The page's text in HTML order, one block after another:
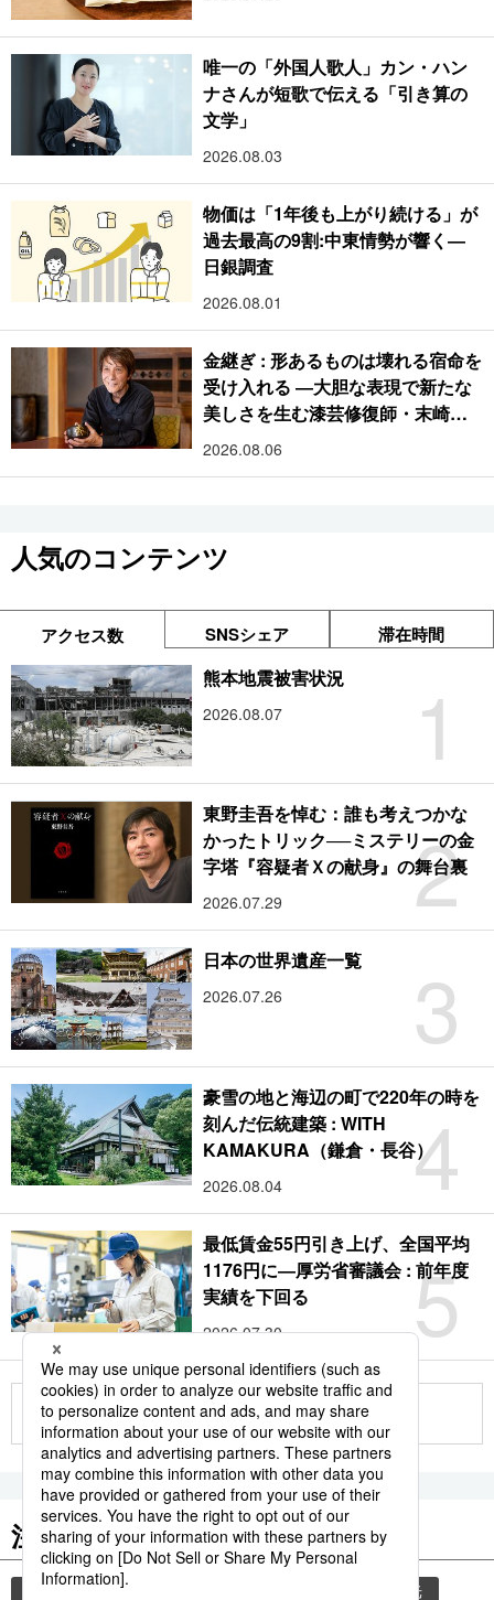
唯一の「外国人歌人」カン・ハン
ナさんが短歌で伝える「引き算の
文学」
2026.08.03
物価は「1年後も上がり続ける」が
過去最高の9割:中東情勢が響く―
日銀調査
2026.08.01
金継ぎ : 形あるものは壊れる宿命を
受け入れる ―大胆な表現で新たな
美しさを生む漆芸修復師・末崎広
樹
2026.08.06
人気のコンテンツ
アクセス数 SNSシェア 滞在時間
1
熊本地震被害状況
2026.08.07
2
東野圭吾を悼む：誰も考えつかな
かったトリック──ミステリーの金
字塔『容疑者Ｘの献身』の舞台裏
2026.07.29
3
日本の世界遺産一覧
2026.07.26
4
豪雪の地と海辺の町で220年の時を
刻んだ伝統建築 : WITH
KAMAKURA（鎌倉・長谷）
2026.08.04
5
最低賃金55円引き上げ、全国平均
1176円に―厚労省審議会 : 前年度
実績を下回る
2026.07.30
もっと見る
注目のキーワード
共同通信ニュース 観光